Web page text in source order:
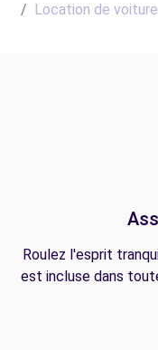
Location de
Roulez l'esprit
est incluse dans